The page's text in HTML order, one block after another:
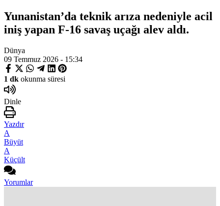
Yunanistan’da teknik arıza nedeniyle acil
iniş yapan F-16 savaş uçağı alev aldı.
Dünya
09 Temmuz 2026 - 15:34
1 dk okunma süresi
Dinle
Yazdır
A
Büyüt
A
Küçült
Yorumlar